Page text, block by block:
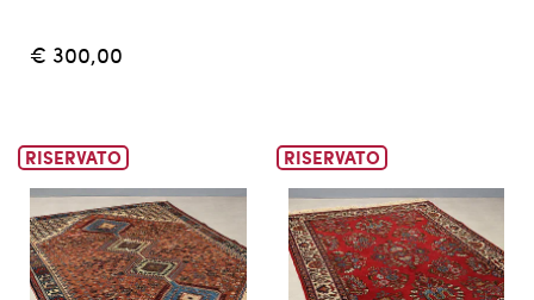
€ 300,00
RISERVATO RISERVATO